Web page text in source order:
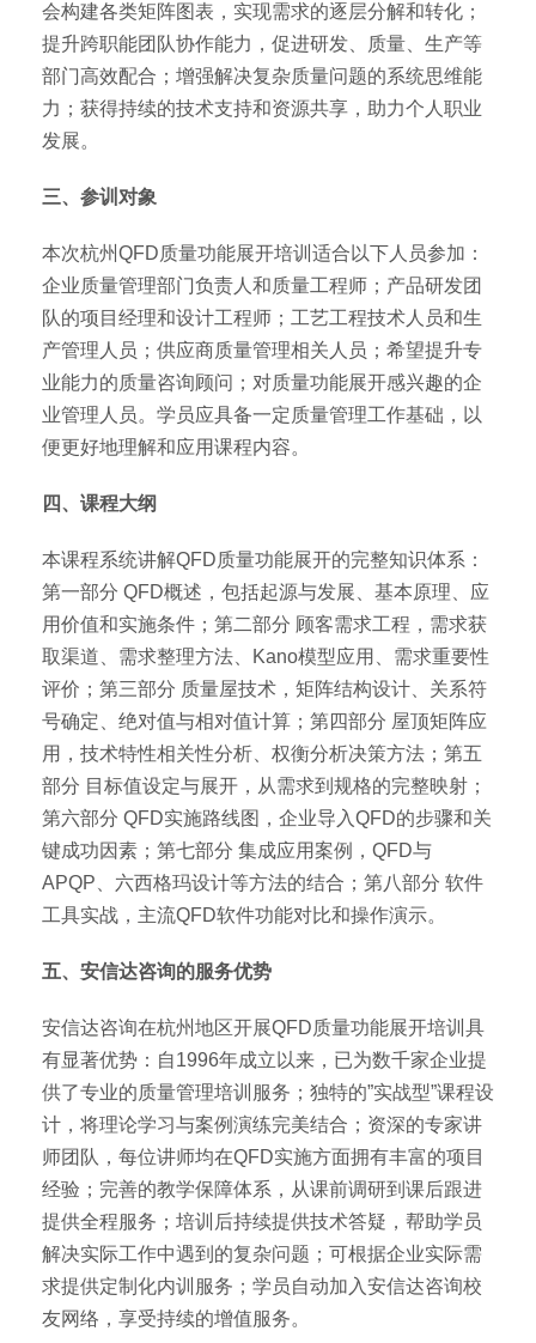
会构建各类矩阵图表，实现需求的逐层分解和转化；
提升跨职能团队协作能力，促进研发、质量、生产等
部门高效配合；增强解决复杂质量问题的系统思维能
力；获得持续的技术支持和资源共享，助力个人职业
发展。
三、参训对象
本次杭州QFD质量功能展开培训适合以下人员参加：
企业质量管理部门负责人和质量工程师；产品研发团
队的项目经理和设计工程师；工艺工程技术人员和生
产管理人员；供应商质量管理相关人员；希望提升专
业能力的质量咨询顾问；对质量功能展开感兴趣的企
业管理人员。学员应具备一定质量管理工作基础，以
便更好地理解和应用课程内容。
四、课程大纲
本课程系统讲解QFD质量功能展开的完整知识体系：
第一部分 QFD概述，包括起源与发展、基本原理、应
用价值和实施条件；第二部分 顾客需求工程，需求获
取渠道、需求整理方法、Kano模型应用、需求重要性
评价；第三部分 质量屋技术，矩阵结构设计、关系符
号确定、绝对值与相对值计算；第四部分 屋顶矩阵应
用，技术特性相关性分析、权衡分析决策方法；第五
部分 目标值设定与展开，从需求到规格的完整映射；
第六部分 QFD实施路线图，企业导入QFD的步骤和关
键成功因素；第七部分 集成应用案例，QFD与
APQP、六西格玛设计等方法的结合；第八部分 软件
工具实战，主流QFD软件功能对比和操作演示。
五、安信达咨询的服务优势
安信达咨询在杭州地区开展QFD质量功能展开培训具
有显著优势：自1996年成立以来，已为数千家企业提
供了专业的质量管理培训服务；独特的”实战型”课程设
计，将理论学习与案例演练完美结合；资深的专家讲
师团队，每位讲师均在QFD实施方面拥有丰富的项目
经验；完善的教学保障体系，从课前调研到课后跟进
提供全程服务；培训后持续提供技术答疑，帮助学员
解决实际工作中遇到的复杂问题；可根据企业实际需
求提供定制化内训服务；学员自动加入安信达咨询校
友网络，享受持续的增值服务。